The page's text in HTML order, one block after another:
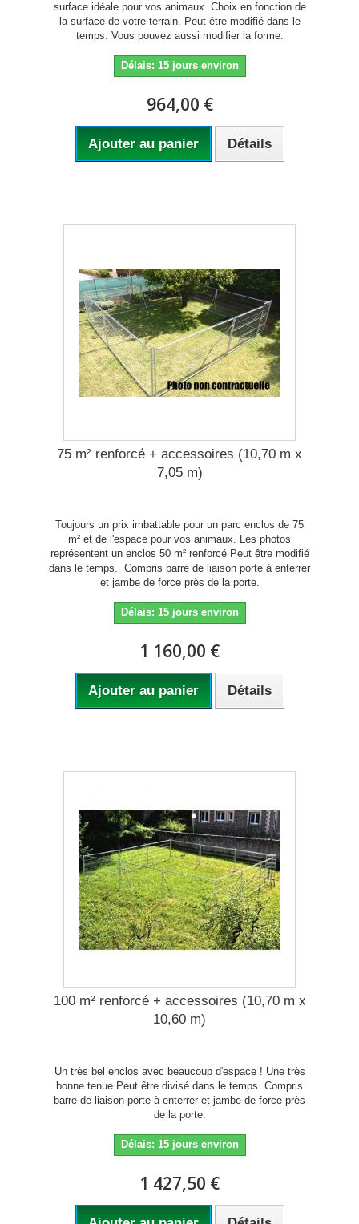
surface idéale pour vos animaux. Choix en fonction de
la surface de votre terrain. Peut être modifié dans le
temps. Vous pouvez aussi modifier la forme.
Délais: 15 jours environ
964,00 €
Ajouter au panier Détails
75 m² renforcé + accessoires (10,70 m x
7,05 m)
Toujours un prix imbattable pour un parc enclos de 75
m² et de l'espace pour vos animaux. Les photos
représentent un enclos 50 m² renforcé Peut être modifié
dans le temps. Compris barre de liaison porte à enterrer
et jambe de force près de la porte.
Délais: 15 jours environ
1 160,00 €
Ajouter au panier Détails
100 m² renforcé + accessoires (10,70 m x
10,60 m)
Un très bel enclos avec beaucoup d'espace ! Une très
bonne tenue Peut être divisé dans le temps. Compris
barre de liaison porte à enterrer et jambe de force près
de la porte.
Délais: 15 jours environ
1 427,50 €